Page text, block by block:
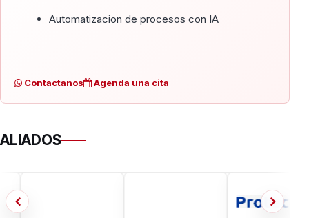
Automatizacion de procesos con IA
Contactanos Agenda una cita
ALIADOS